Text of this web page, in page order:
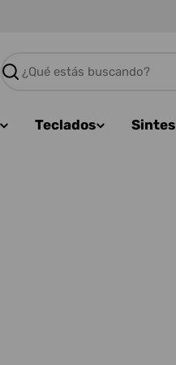
Buscar
Teclados Sintes